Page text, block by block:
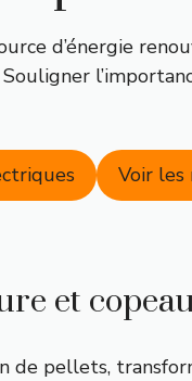
d’énergie
Voir les
et
pellets,